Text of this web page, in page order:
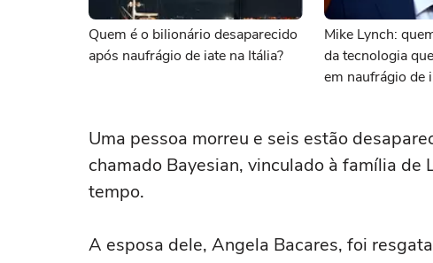
Quem é o bilionário desaparecido
após naufrágio de iate na Itália?
Mike Lynch:
da tecnologia
em naufrágio de
Uma pessoa morreu e seis estão
chamado Bayesian, vinculado à família de
tempo.
A esposa dele, Angela Bacares, foi